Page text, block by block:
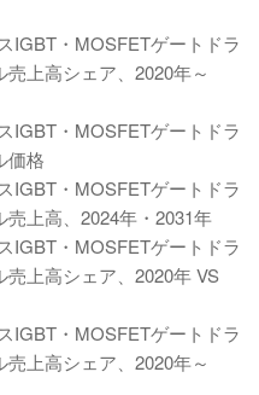
IGBT・MOSFETゲートドラ
上高シェア、2020年～
IGBT・MOSFETゲートドラ
価格
IGBT・MOSFETゲートドラ
上高、2024年・2031年
IGBT・MOSFETゲートドラ
上高シェア、2020年 VS
IGBT・MOSFETゲートドラ
上高シェア、2020年～